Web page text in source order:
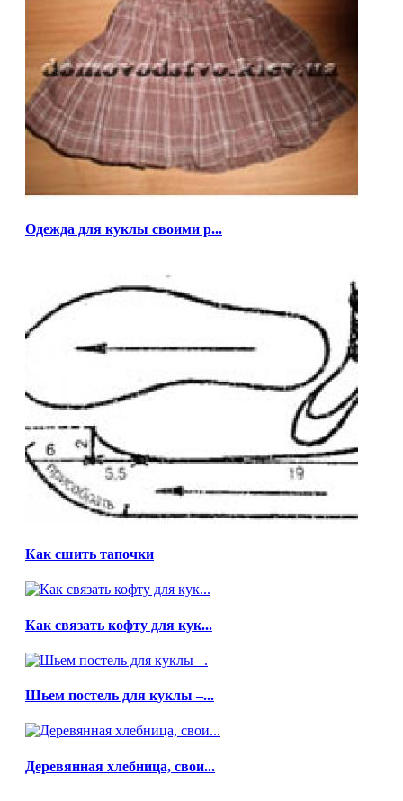
Одежда для куклы своими р...
Как сшить тапочки
Как связать кофту для кук...
Шьем постель для куклы –...
Деревянная хлебница, свои...